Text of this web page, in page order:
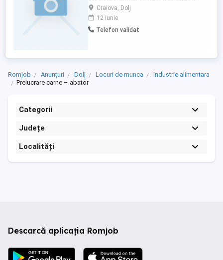
Franta. Se cere: -experienta in macelarie(
vita porc) -seriozitate si profesionalism -
disponibilitate pentru munca in strainatate
Oferim: -contract legal in Franta, pe termen
Craiova, Dolj
12 iunie
Telefon validat
Romjob Anunțuri Dolj Locuri de munca
Industrie alimentara
Prelucrare carne – abator
Categorii
Județe
Localități
Descarcă aplicația Romjob